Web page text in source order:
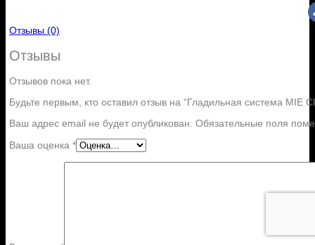
Отзывы (0)
Отзывы
Отзывов пока нет.
Будьте первым, кто оставил отзыв на “Гладильная система MIE
Ваш адрес email не будет опубликован. Обязательные поля
Ваша оценка *